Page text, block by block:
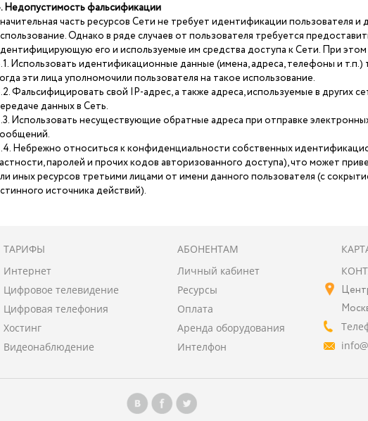
Недопустимость фальсификации
часть ресурсов Сети не требует идентификации пользователя и
Однако в ряде случаев от пользователя требуется
его и используемые им средства доступа к Сети. При
Использовать идентификационные данные (имена, адреса, телефоны и т.п.)
эти лица уполномочили пользователя на такое использование.
Фальсифицировать свой IP-адрес, а также адреса, используемые в других
данных в Сеть.
Использовать несуществующие обратные адреса при отправке
Небрежно относиться к конфиденциальности собственных
паролей и прочих кодов авторизованного доступа), что может
иных ресурсов третьими лицами от имени данного пользователя (с
источника действий).
ТАРИФЫ
Интернет
Цифровое телевидение
Цифровая телефония
Хостинг
Видеонаблюдение
АБОНЕНТАМ
Личный кабинет
Ресурсы
Oплата
Аренда оборудования
Интелфон